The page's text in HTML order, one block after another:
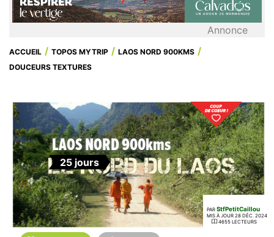
Annonce
ACCUEIL TOPOS MYTRIP
LAOS NORD 900KMS
DOUCEURS TEXTURES
LAOS NORD 900kms
25 jours
PAR StfPetitCaillou
MIS À JOUR 28 DÉC. 2024
4655 LECTEURS